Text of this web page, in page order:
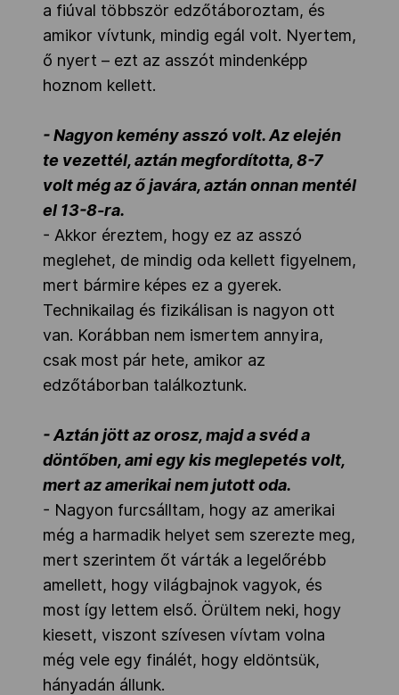
a fiúval többször edzőtáboroztam, és
amikor vívtunk, mindig egál volt. Nyertem,
ő nyert – ezt az asszót mindenképp
hoznom kellett.
- Nagyon kemény asszó volt. Az elején
te vezettél, aztán megfordította, 8-7
volt még az ő javára, aztán onnan mentél
el 13-8-ra.
- Akkor éreztem, hogy ez az asszó
meglehet, de mindig oda kellett figyelnem,
mert bármire képes ez a gyerek.
Technikailag és fizikálisan is nagyon ott
van. Korábban nem ismertem annyira,
csak most pár hete, amikor az
edzőtáborban találkoztunk.
- Aztán jött az orosz, majd a svéd a
döntőben, ami egy kis meglepetés volt,
mert az amerikai nem jutott oda.
- Nagyon furcsálltam, hogy az amerikai
még a harmadik helyet sem szerezte meg,
mert szerintem őt várták a legelőrébb
amellett, hogy világbajnok vagyok, és
most így lettem első. Örültem neki, hogy
kiesett, viszont szívesen vívtam volna
még vele egy finálét, hogy eldöntsük,
hányadán állunk.